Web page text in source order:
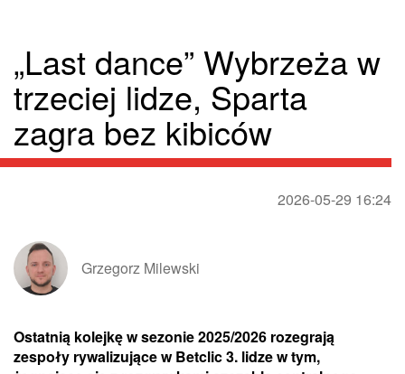
„Last dance” Wybrzeża w
trzeciej lidze, Sparta
zagra bez kibiców
2026-05-29 16:24
Grzegorz Milewski
Ostatnią kolejkę w sezonie 2025/2026 rozegrają
zespoły rywalizujące w Betclic 3. lidze w tym,